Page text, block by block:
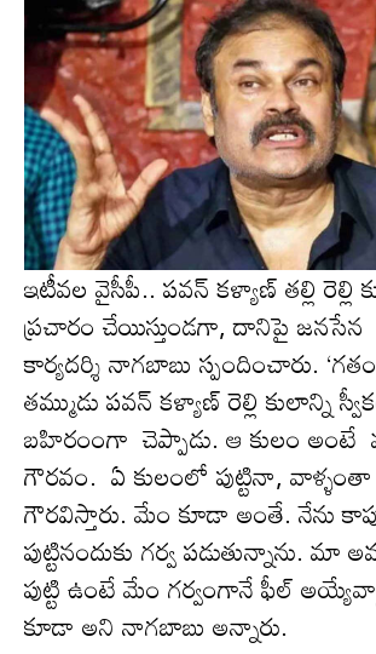
ఇటీవ‌ల వైసీపీ.. పవన్ కళ్యాణ్ తల్లి రెల్లి
ప్రచారం చేయిస్తుండ‌గా, దానిపై జనసేన
కార్యదర్శి నాగబాబు స్పందించారు.
తమ్ముడు పవన్ కళ్యాణ్ రెల్లి కులాన్ని
బ‌హిరంంగా చెప్పాడు. ఆ కులం
గౌరవం. ఏ కులంలో పుట్టినా,
గౌరవిస్తారు. మేం కూడా అంతే. నేను
పుట్టినందుకు గ‌ర్వ ప‌డుతున్నాను. మా
పుట్టి ఉంటే మేం గర్వంగానే ఫీల్
కూడా అని నాగ‌బాబు అన్నారు.